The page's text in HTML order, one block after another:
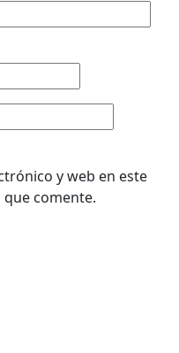
y web en este
comente.